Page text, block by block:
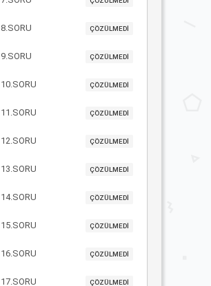
8.SORU ÇÖZÜLMEDİ
9.SORU ÇÖZÜLMEDİ
10.SORU ÇÖZÜLMEDİ
11.SORU ÇÖZÜLMEDİ
12.SORU ÇÖZÜLMEDİ
13.SORU ÇÖZÜLMEDİ
14.SORU ÇÖZÜLMEDİ
15.SORU ÇÖZÜLMEDİ
16.SORU ÇÖZÜLMEDİ
17.SORU ÇÖZÜLMEDİ